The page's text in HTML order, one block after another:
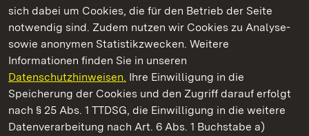
sich dabei um Cookies, die für den Betrieb der Seite
notwendig sind. Zudem nutzen wir Cookies zu Analyse-
sowie anonymen Statistikzwecken. Weitere
Informationen finden Sie in unseren
Datenschutzhinweisen. Ihre Einwilligung in die
Speicherung der Cookies und den Zugriff darauf erfolgt
nach § 25 Abs. 1 TTDSG, die Einwilligung in die weitere
Datenverarbeitung nach Art. 6 Abs. 1 Buchstabe a)
Schloss Solitude
Staatliche Schlösser und Gärten Baden-Württemberg